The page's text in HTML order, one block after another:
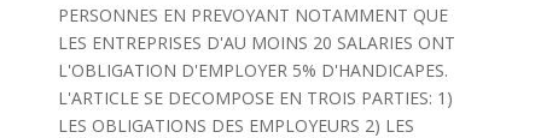
PERSONNES EN PREVOYANT NOTAMMENT QUE
LES ENTREPRISES D'AU MOINS 20 SALARIES ONT
L'OBLIGATION D'EMPLOYER 5% D'HANDICAPES.
L'ARTICLE SE DECOMPOSE EN TROIS PARTIES: 1)
LES OBLIGATIONS DES EMPLOYEURS 2) LES